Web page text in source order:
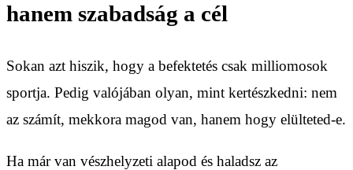
hanem szabadság a cél
Sokan azt hiszik, hogy a befektetés csak milliomosok
sportja. Pedig valójában olyan, mint kertészkedni: nem
az számít, mekkora magod van, hanem hogy elülteted-e.
Ha már van vészhelyzeti alapod és haladsz az